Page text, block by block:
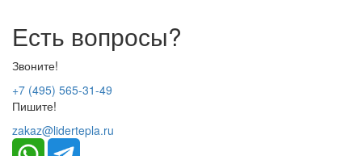
Есть вопросы?
Звоните!
+7 (495) 565-31-49
Пишите!
zakaz@lidertepla.ru